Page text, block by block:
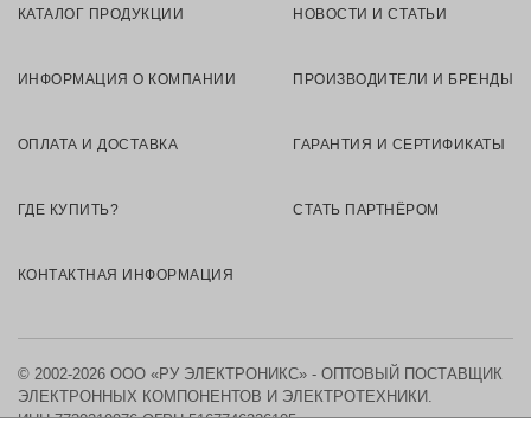
КАТАЛОГ ПРОДУКЦИИ НОВОСТИ И СТАТЬИ
ИНФОРМАЦИЯ О КОМПАНИИ ПРОИЗВОДИТЕЛИ И БРЕНДЫ
ОПЛАТА И ДОСТАВКА ГАРАНТИЯ И СЕРТИФИКАТЫ
ГДЕ КУПИТЬ? СТАТЬ ПАРТНЁРОМ
КОНТАКТНАЯ ИНФОРМАЦИЯ
© 2002-2026 ООО «РУ ЭЛЕКТРОНИКС» - ОПТОВЫЙ ПОСТАВЩИК
ЭЛЕКТРОННЫХ КОМПОНЕНТОВ И ЭЛЕКТРОТЕХНИКИ.